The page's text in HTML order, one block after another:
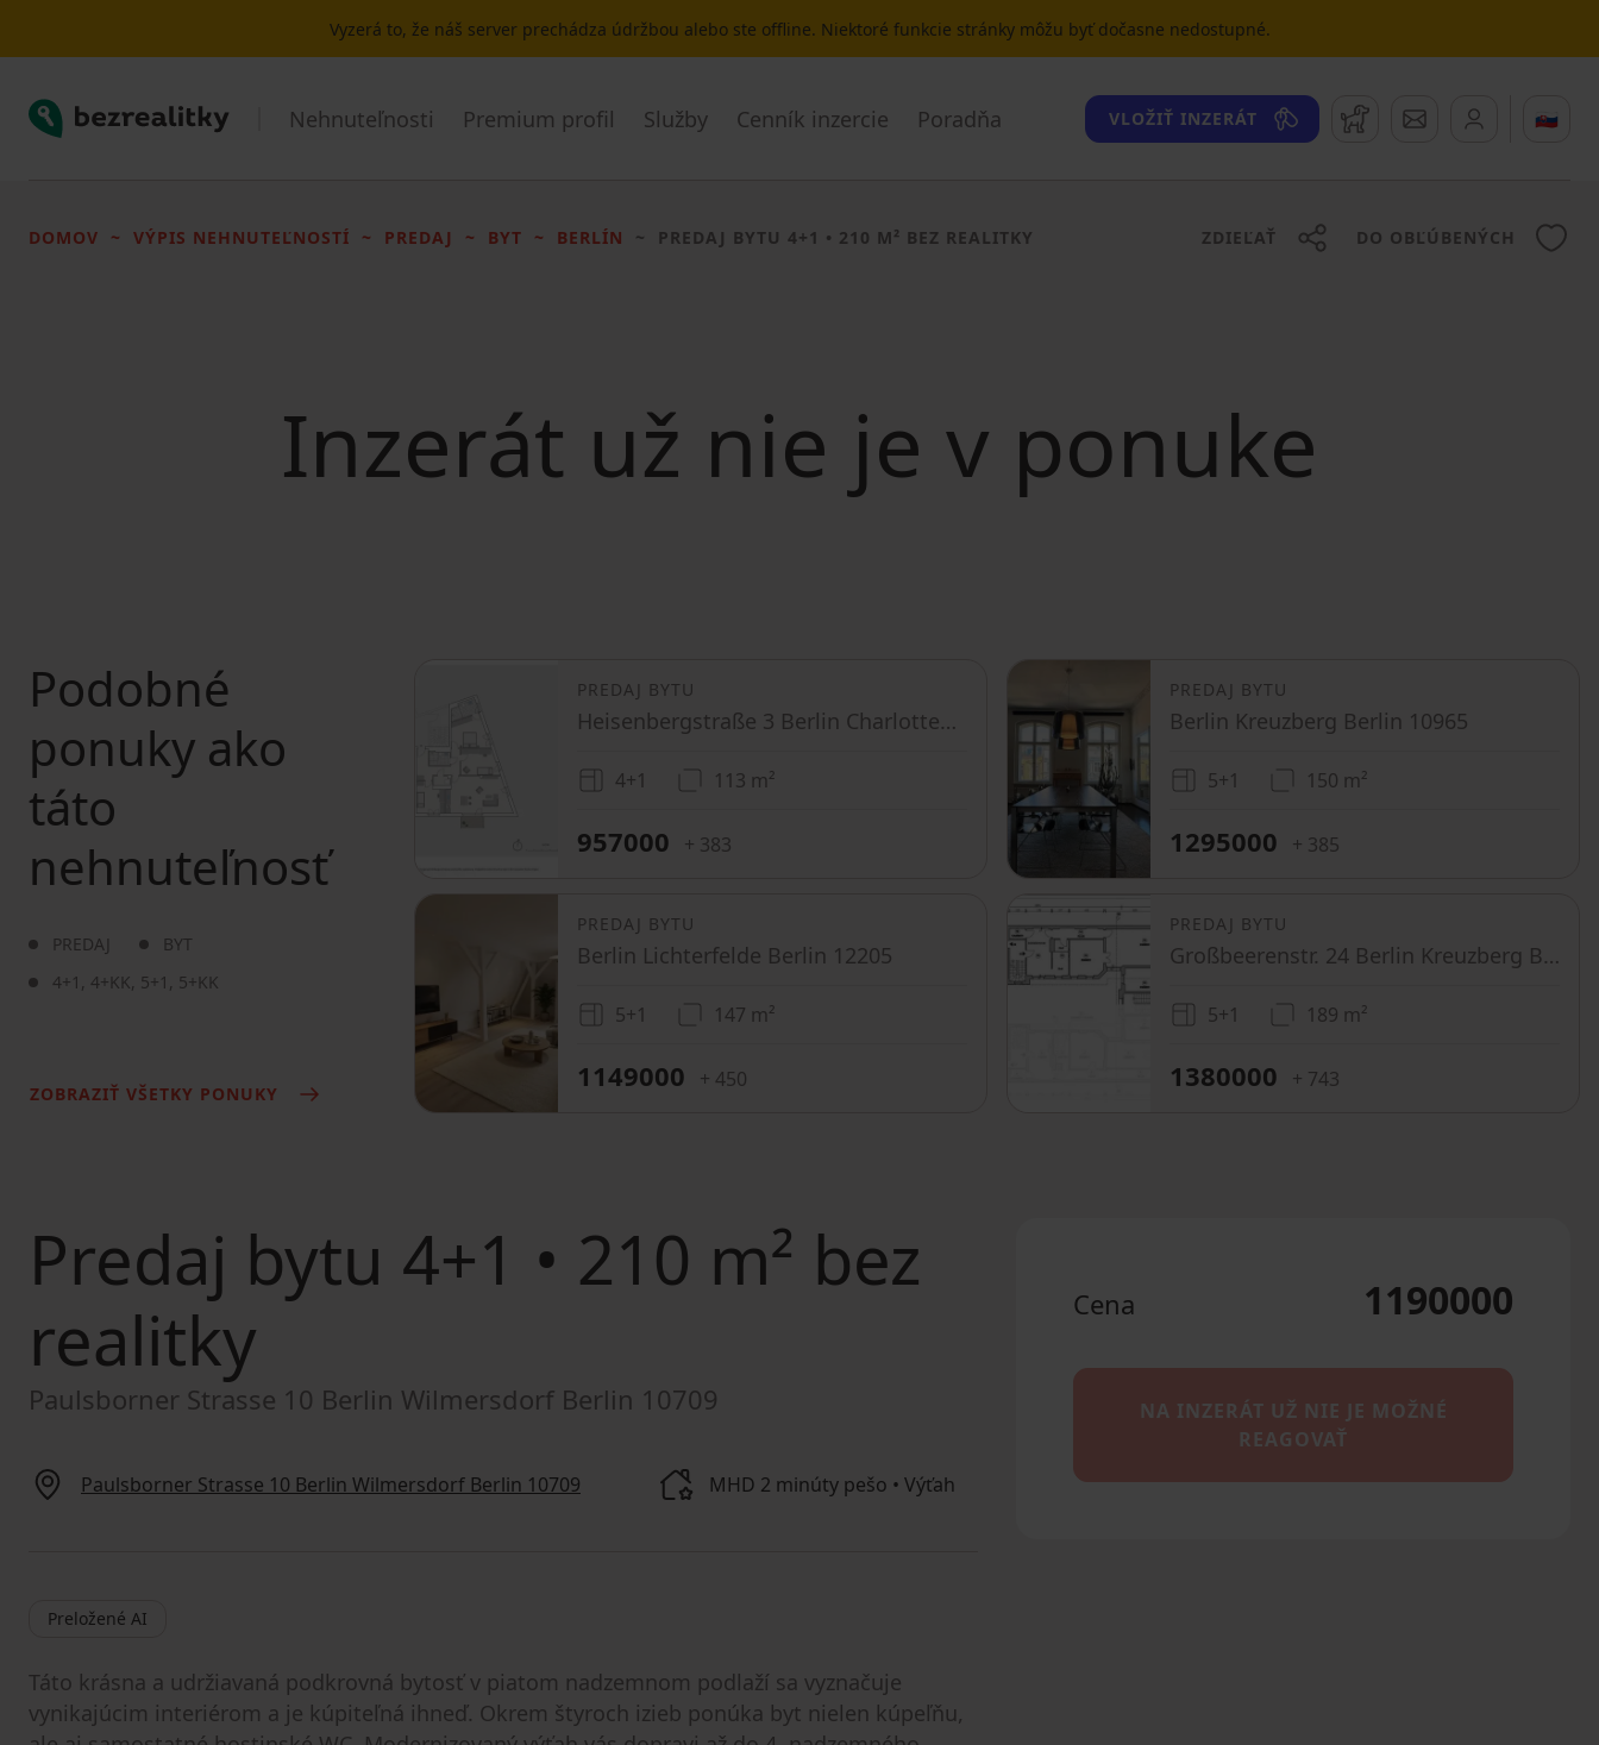
Vyzerá to, že náš server prechádza údržbou alebo ste offline. Niektoré funkcie stránky môžu byť dočasne nedostupné.
Bezrealitky Nehnuteľnosti Premium profil Služby Cenník inzercie Poradňa VLOŽIŤ INZERÁT Strážny pesSprávy 🇸🇰
DOMOV VÝPIS NEHNUTEĽNOSTÍ PREDAJ BYT BERLÍN PREDAJ BYTU 4+1 • 210 M² BEZ REALITKY ZDIEĽAŤ DO OBĽÚBENÝCH
Inzerát už nie je v ponuke
Podobné
ponuky ako
táto
nehnuteľnosť
PREDAJ
BYT
4+1 , 4+KK, 5+1 , 5+KK
ZOBRAZIŤ VŠETKY PONUKY
PREDAJ BYTU
Heisenbergstraße 3 Berlin Charlottenburg Berlin 10587
4+1 113 m²
957000 + 383
PREDAJ BYTU
Berlin Kreuzberg Berlin 10965
5+1 150 m²
1295000 + 385
PREDAJ BYTU
Berlin Lichterfelde Berlin 12205
5+1 147 m²
1149000 + 450
PREDAJ BYTU
Großbeerenstr. 24 Berlin Kreuzberg Berlin 10963
5+1 189 m²
1380000 + 743
Predaj bytu 4+1 • 210 m² bez
realitky
Paulsborner Strasse 10 Berlin Wilmersdorf Berlin 10709
Paulsborner Strasse 10 Berlin Wilmersdorf Berlin 10709 MHD 2 minúty pešo • Výťah
Preložené AI
Táto krásna a udržiavaná podkrovná bytosť v piatom nadzemnom podlaží sa vyznačuje
vynikajúcim interiérom a je kúpiteľná ihneď. Okrem štyroch izieb ponúka byt nielen kúpeľňu,
Cena 1190000
NA INZERÁT UŽ NIE JE MOŽNÉ
REAGOVAŤ